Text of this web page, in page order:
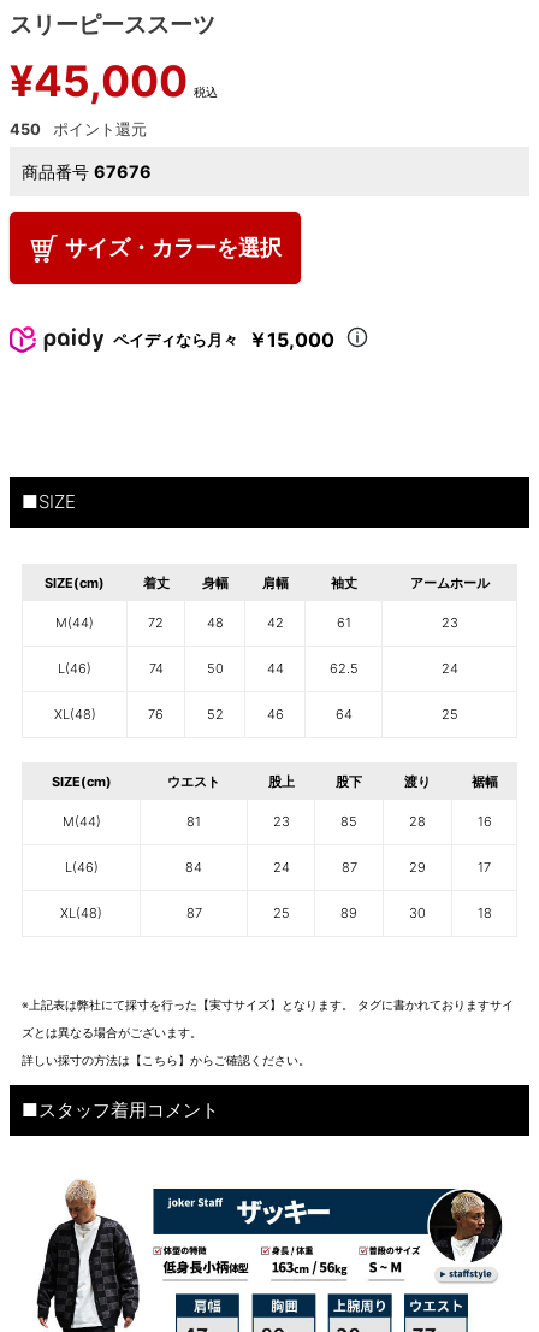
スリーピーススーツ
¥45,000 税込
450
商品番号 67676
サイズ・カラーを選択
ペイディなら月々 ￥15,000
■SIZE
SIZE(cm) 着丈 身幅 肩幅 袖丈 アームホール
M(44) 72 48 42 61 23
L(46) 74 50 44 62.5 24
XL(48) 76 52 46 64 25
SIZE(cm) ウエスト 股上 股下 渡り 裾幅
M(44) 81 23 85 28 16
L(46) 84 24 87 29 17
XL(48) 87 25 89 30 18
※上記表は弊社にて採寸を行った【実寸サイズ】となります。 タグに書かれておりますサイ
ズとは異なる場合がございます。
詳しい採寸の方法は 【こちら】から ご確認ください。
■スタッフ着用コメント